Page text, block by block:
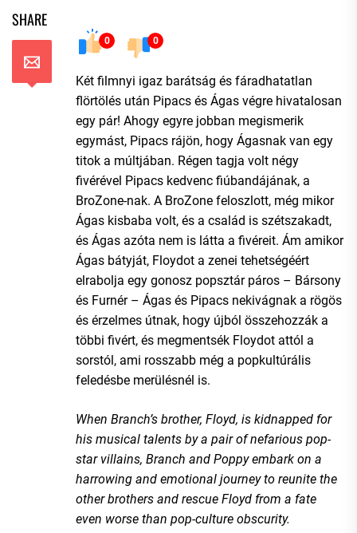
SHARE
0 0
Két filmnyi igaz barátság és fáradhatatlan
flörtölés után Pipacs és Ágas végre hivatalosan
egy pár! Ahogy egyre jobban megismerik
egymást, Pipacs rájön, hogy Ágasnak van egy
titok a múltjában. Régen tagja volt négy
fivérével Pipacs kedvenc fiúbandájának, a
BroZone-nak. A BroZone feloszlott, még mikor
Ágas kisbaba volt, és a család is szétszakadt,
és Ágas azóta nem is látta a fivéreit. Ám amikor
Ágas bátyját, Floydot a zenei tehetségéért
elrabolja egy gonosz popsztár páros – Bársony
és Furnér – Ágas és Pipacs nekivágnak a rögös
és érzelmes útnak, hogy újból összehozzák a
többi fivért, és megmentsék Floydot attól a
sorstól, ami rosszabb még a popkultúrális
feledésbe merülésnél is.
When Branch’s brother, Floyd, is kidnapped for
his musical talents by a pair of nefarious pop-
star villains, Branch and Poppy embark on a
harrowing and emotional journey to reunite the
other brothers and rescue Floyd from a fate
even worse than pop-culture obscurity.